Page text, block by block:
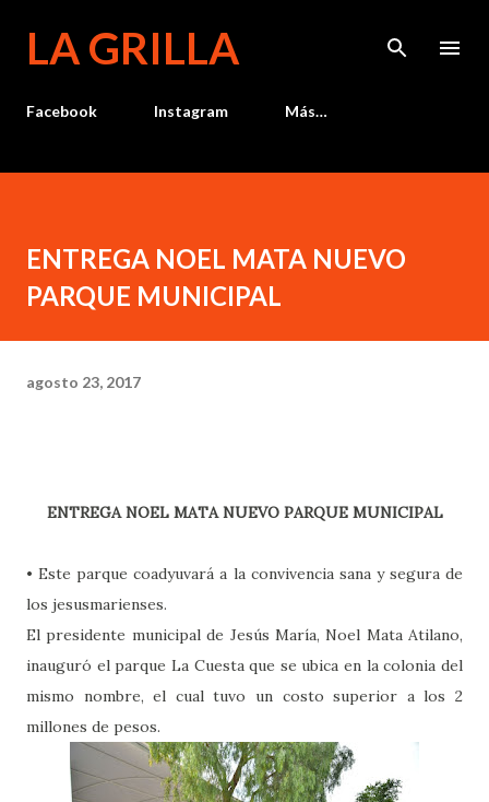
LA GRILLA
Facebook Instagram Más…
ENTREGA NOEL MATA NUEVO
PARQUE MUNICIPAL
agosto 23, 2017
ENTREGA NOEL MATA NUEVO PARQUE MUNICIPAL
• Este parque coadyuvará a la convivencia sana y segura de
los jesusmarienses.
El presidente municipal de Jesús María, Noel Mata Atilano,
inauguró el parque La Cuesta que se ubica en la colonia del
mismo nombre, el cual tuvo un costo superior a los 2
millones de pesos.